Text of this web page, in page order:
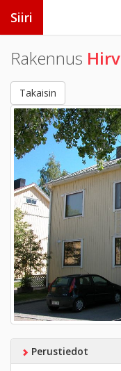
Siiri
Rakennus
Takaisin
Perustiedot